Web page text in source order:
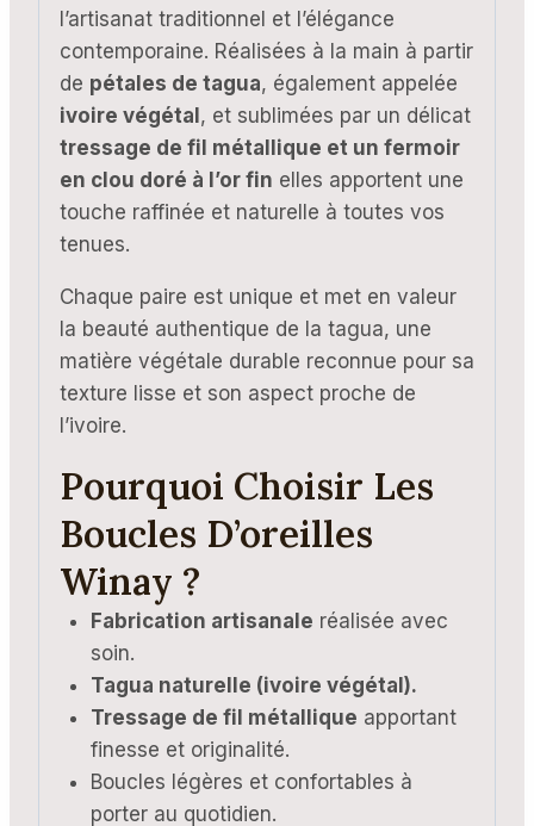
l’artisanat traditionnel et l’élégance
contemporaine. Réalisées à la main à partir
de pétales de tagua, également appelée
ivoire végétal, et sublimées par un délicat
tressage de fil métallique et un fermoir
en clou doré à l’or fin elles apportent une
touche raffinée et naturelle à toutes vos
tenues.
Chaque paire est unique et met en valeur
la beauté authentique de la tagua, une
matière végétale durable reconnue pour sa
texture lisse et son aspect proche de
l’ivoire.
Pourquoi Choisir Les
Boucles D’oreilles
Winay ?
Fabrication artisanale réalisée avec
soin.
Tagua naturelle (ivoire végétal).
Tressage de fil métallique apportant
finesse et originalité.
Boucles légères et confortables à
porter au quotidien.